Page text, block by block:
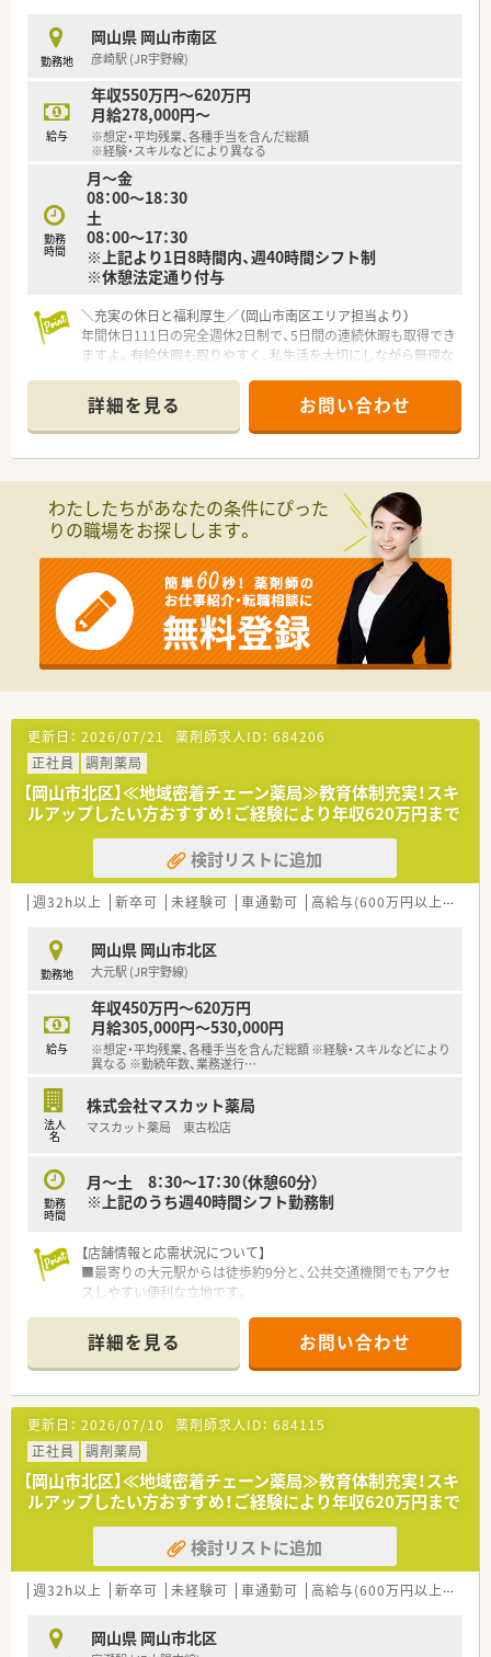
■様々な店舗で経験を積んでみたい方
手のホールディングスに属する安定した法人です。
■「あなたにとってのいちばんへ」を理念に掲げ、最新の調剤過
誤防止システムを積極的に導入し安全性を追求しています。
【求人情報について】
■パートとして時給2,200円までの提示が可能であり、ご経験や
面接での評価を反映して決定されます。
■福利厚生として、従業員割引制度や会員制リゾートホテルの利
用、各種保険完備など大手チェーンならではの待遇です。
■調剤とドラッグストア部門の同時勤務はないため、薬剤師とし
ての専門業務に集中したい方にもぴったりの求人です。
勤務地
岡山県 岡山市南区
彦崎駅 (JR宇野線)
給与
年収550万円～620万円
月給278,000円～
※想定・平均残業、各種手当を含んだ総額
※経験・スキルなどにより異なる
勤務
時間
月～金
08：00～18：30
土
08：00～17：30
※上記より1日8時間内、週40時間シフト制
※休憩法定通り付与
＼充実の休日と福利厚生／（岡山市南区エリア担当より）
年間休日111日の完全週休2日制で、5日間の連続休暇も取得でき
ますよ。有給休暇も取りやすく、私生活を大切にしながら無理な
【店舗情報と応需状況について】
■最寄り駅から徒歩3分という大変アクセスの良い立地にあり、
マイカーを利用した通勤を選ぶことも可能となっています。
付けており、1日あたりの平均枚数は約70枚ほどです。
■現在は薬剤師が複数名と事務員が在籍する計7名体制となって
おり、全員でチームワーク良く日々の業務に励んでいます。
【募集背景と求める人物像について】
■今後の新規開局や組織のさらなる拡大を見据えており、店舗の
核心を担っていただける正社員の増員募集を行っています。
■門前のドクターと良好な信頼関係を築きながら、患者様一人ひ
とりに対して丁寧で温かい対応ができる方を求めています。
■現状のスキルに満足することなく、外部研修や症例検討会を通
じて自らの専門性を高めていきたい向上心のある方を募りま
【法人特徴について】
■複数のエリアにて複数の店舗を展開しており、今後も新規開局
を予定しているなど成長が著しい安定した法人です。
■地域の医療機関との密接な医薬連携を強化しており、ドクター
や他職種から頼られる薬剤部のような存在を目指しています。
■経営層が非常に柔らかい雰囲気を持っており、現場の意見を積
極的に取り入れてくれる風通しの良い組織風土が魅力です。
【求人情報について】
550万円から620万円の高収入でのご提示が可能です。
■入社後1年程度をめどに管理薬剤師への切り替えを想定した募
■各種手当や福利厚生が非常に充実しており、地域に密着したチ
ェーン薬局ならではの強みを活かして長く安心して働けます。
詳細を見る お問い合わせ
わたしたちがあなたの条件にぴった
りの職場をお探しします。
更新日： 2026/07/21 薬剤師求人ID： 684206
正社員
調剤薬局
【岡山市北区】≪地域密着チェーン薬局≫教育体制充実！スキ
ルアップしたい方おすすめ！ご経験により年収620万円まで
検討リストに追加
週32h以上 新卒可 未経験可 車通勤可 高給与(600万円以上)
勤務地
岡山県 岡山市北区
大元駅 (JR宇野線)
給与
年収450万円～620万円
月給305,000円～530,000円
※想定・平均残業、各種手当を含んだ総額 ※経験・スキルなどにより
異なる ※勤続年数、業務遂行…
法人
名
株式会社マスカット薬局
マスカット薬局 東古松店
勤務
時間
月～土 8：30～17：30（休憩60分）
※上記のうち週40時間シフト勤務制
【店舗情報と応需状況について】
■最寄りの大元駅からは徒歩約9分と、公共交通機関でもアクセ
スしやすい便利な立地です。
応需し、専門性を磨けます。
■複数の薬剤師が在籍しており、互いに知識を共有し、協力し合
いながら業務に取り組めます。
【募集背景と求める人物像について】
■今回は体制強化のための増員募集となり、共に学び、成長して
いける意欲的な方を募集します。
■薬剤師としての専門能力を生涯にわたって高めていきたいと
いう、学習意欲の高い方を歓迎します。
■収入だけでなく、ご自身の知見を深めることに価値を見出し、
主体的に学べる方を求めています。
【職場環境と雰囲気】
■中途入社者が約7割と多く、新人の方でも馴染みやすく、丁寧
■年の近い先輩が指導役となるメンター・エルダー制度があり、
業務や学習の悩みを相談しやすいです。
詳細を見る お問い合わせ
更新日： 2026/07/10 薬剤師求人ID： 684115
正社員
調剤薬局
【岡山市北区】≪地域密着チェーン薬局≫教育体制充実！スキ
ルアップしたい方おすすめ！ご経験により年収620万円まで
検討リストに追加
週32h以上 新卒可 未経験可 車通勤可 高給与(600万円以上)
岡山県 岡山市北区